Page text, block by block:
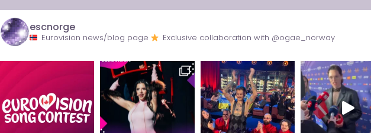
escnorge
Eurovision news/blog page Exclusive collaboration with @ogae_norway